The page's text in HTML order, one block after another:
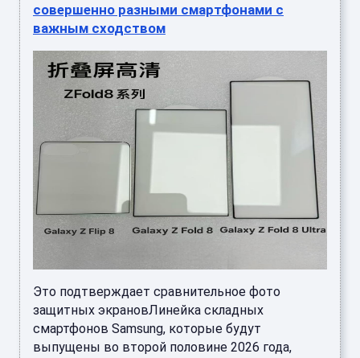
совершенно разными смартфонами с
важным сходством
Это подтверждает сравнительное фото
защитных экрановЛинейка складных
смартфонов Samsung, которые будут
выпущены во второй половине 2026 года,